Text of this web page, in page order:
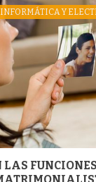
INFORMÁTICA Y
LAS